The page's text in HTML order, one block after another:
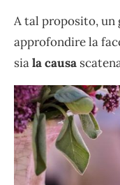
A tal proposito,
approfondire la
siala causa